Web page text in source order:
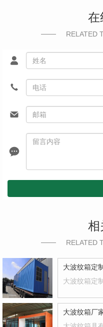
在
RELATED
相
RELATED
大波纹箱定制
大波纹箱定制
大波纹箱厂